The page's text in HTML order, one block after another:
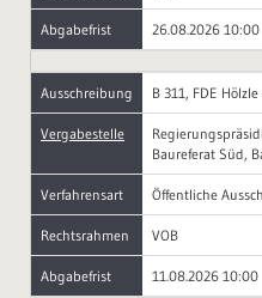
Abgabefrist 26.08.2026 10:00
Ausschreibung B 311, FDE
Vergabestelle
Baureferat Süd,
Verfahrensart Öffentliche
Rechtsrahmen VOB
Abgabefrist 11.08.2026 10:00